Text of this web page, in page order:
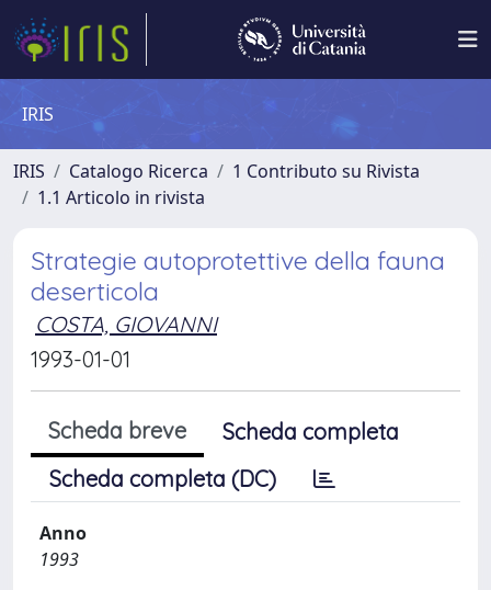
IRIS
IRIS Catalogo Ricerca
1 Contributo su Rivista
1.1 Articolo in rivista
Strategie autoprotettive della fauna
deserticola
COSTA, GIOVANNI
1993-01-01
Scheda breve
Scheda completa
Scheda completa (DC)
Anno
1993